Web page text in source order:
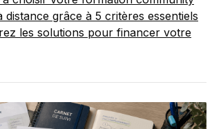
distance grâce à 5 critères essentiels
les solutions pour financer votre